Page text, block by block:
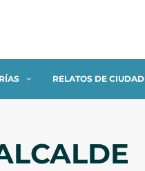
RELATOS DE CIUDAD